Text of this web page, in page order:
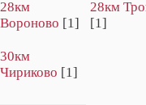
28км
Вороново [1]
28км
[1]
30км
Чириково [1]